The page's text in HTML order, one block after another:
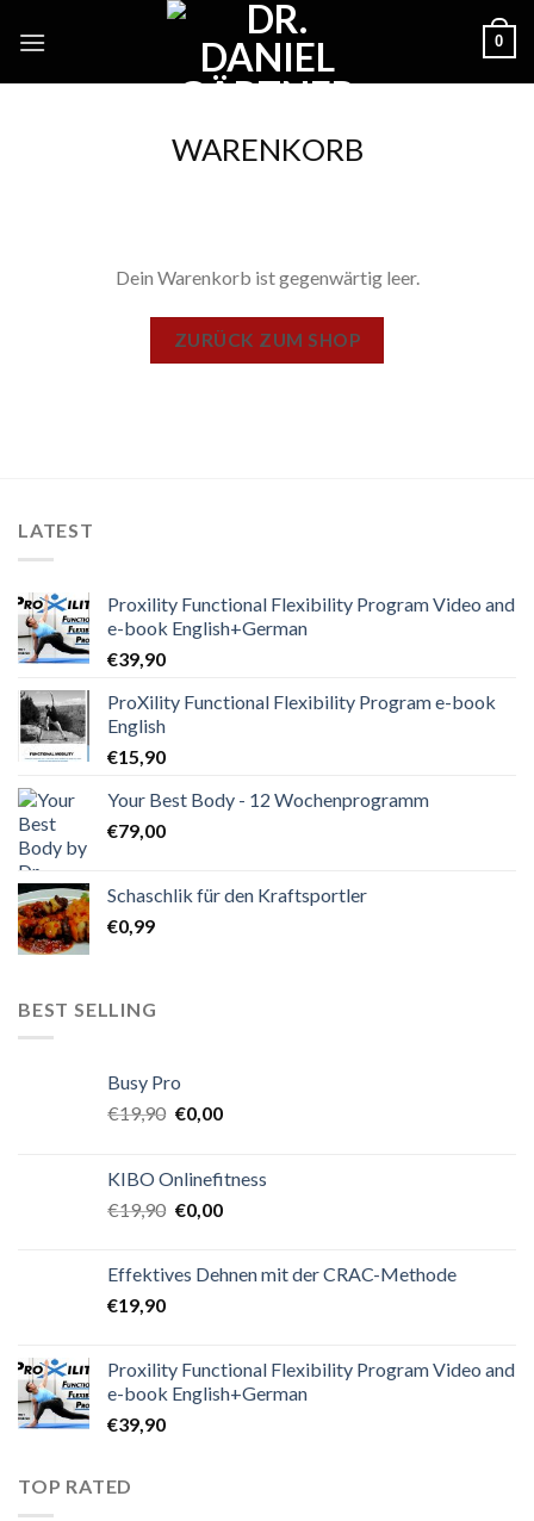
0
WARENKORB
Dein Warenkorb ist gegenwärtig leer.
ZURÜCK ZUM SHOP
LATEST
Proxility Functional Flexibility Program Video and
e-book English+German
€39,90
ProXility Functional Flexibility Program e-book
English
€15,90
Your Best Body - 12 Wochenprogramm
€79,00
Schaschlik für den Kraftsportler
€0,99
BEST SELLING
Busy Pro
€19,90 €0,00
KIBO Onlinefitness
€19,90 €0,00
Effektives Dehnen mit der CRAC-Methode
€19,90
Proxility Functional Flexibility Program Video and
e-book English+German
€39,90
TOP RATED